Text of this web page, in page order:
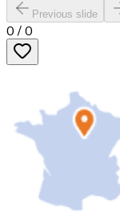
Previous slide
0 / 0